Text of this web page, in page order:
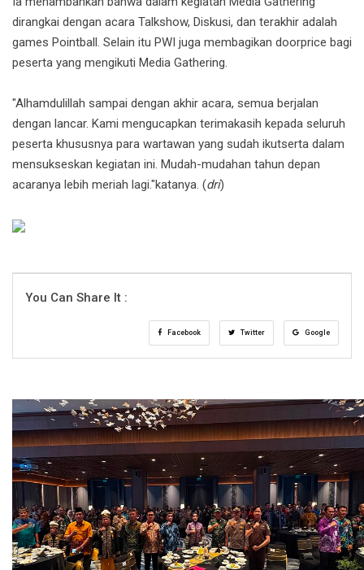
dirangkai dengan acara Talkshow, Diskusi, dan terakhir adalah
games Pointball. Selain itu PWI juga membagikan doorprice bagi
peserta yang mengikuti Media Gathering.
"Alhamdulillah sampai dengan akhir acara, semua berjalan
dengan lancar. Kami mengucapkan terimakasih kepada seluruh
peserta khususnya para wartawan yang sudah ikutserta dalam
mensukseskan kegiatan ini. Mudah-mudahan tahun depan
acaranya lebih meriah lagi."katanya. (dri)
You Can Share It :
Facebook Twitter Google